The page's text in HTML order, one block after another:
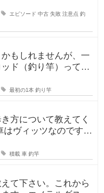
エピソード 中古 失敗 注意点 釣
もしれませんが、一
ド（釣り竿）ってど
最初の1本 釣り竿
方について教えてく
積載 車 釣竿
て下さい。これから